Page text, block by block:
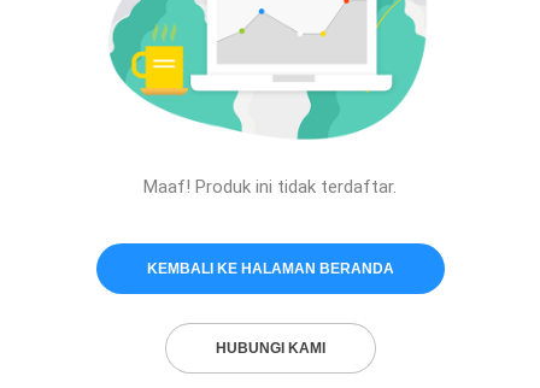
Maaf! Produk ini tidak terdaftar.
KEMBALI KE HALAMAN BERANDA
HUBUNGI KAMI